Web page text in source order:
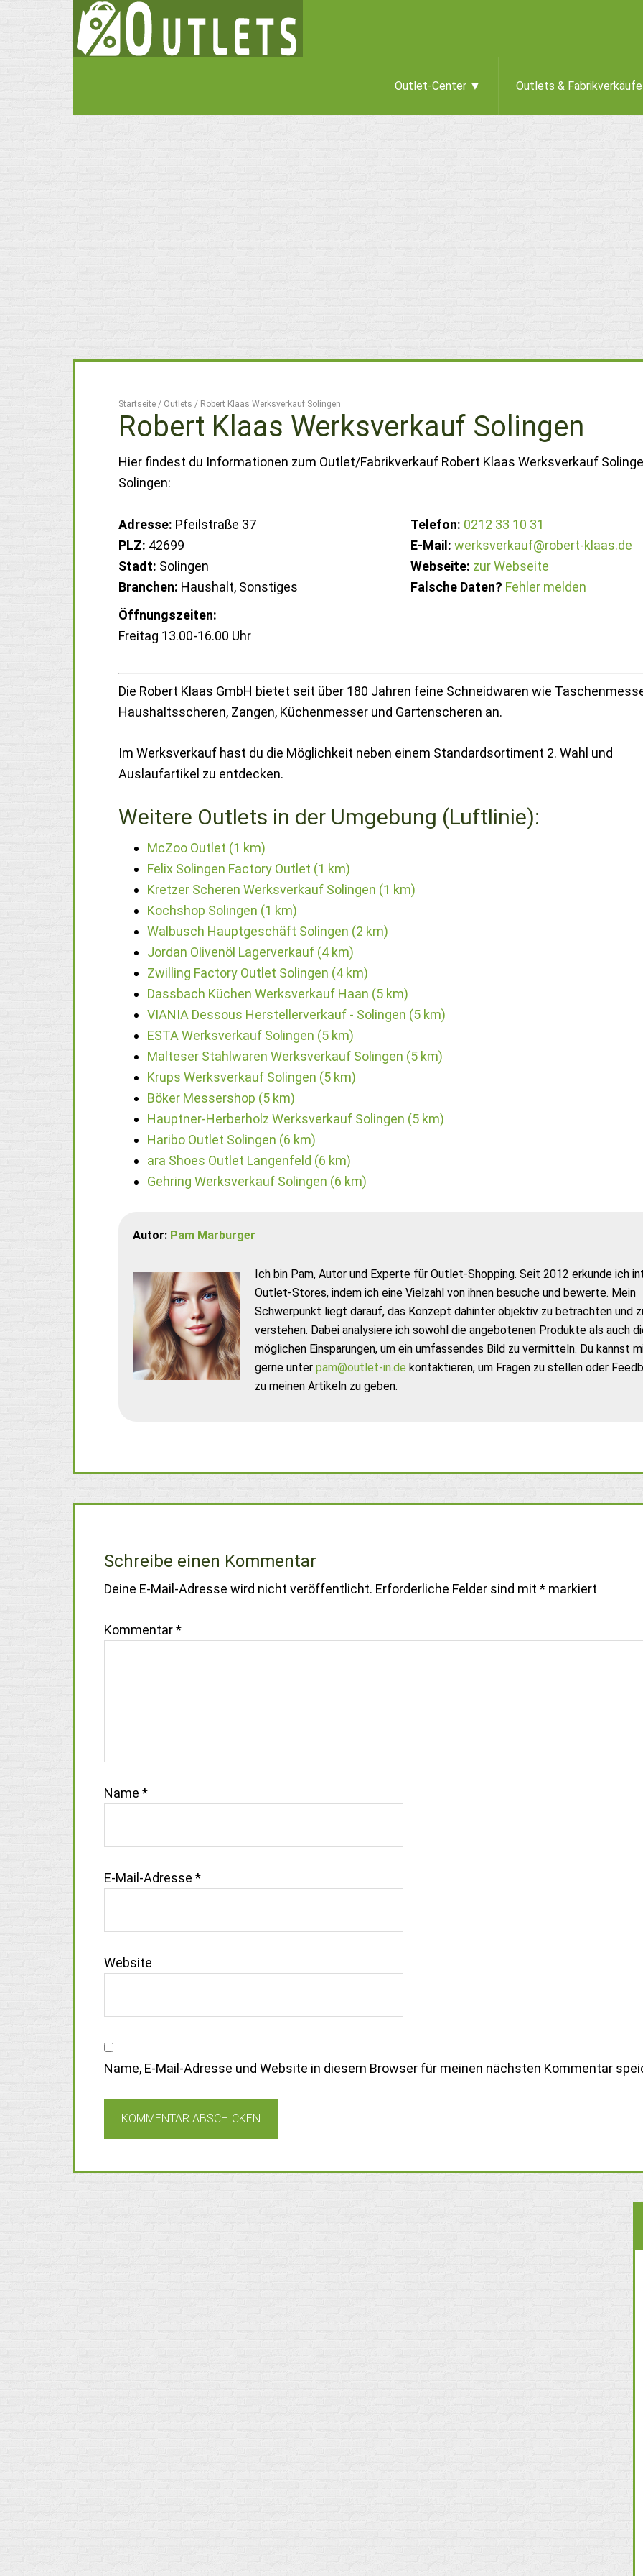
Outlet-Center ▼ Outlets &
Startseite / Outlets / Robert Klaas Werksverkauf Solingen
Robert Klaas Werksverkauf Solingen
Hier findest du Informationen zum Outlet/Fabrikverkauf Robert Klaas Werksverkauf
Solingen:
Adresse: Pfeilstraße 37
PLZ: 42699
Stadt: Solingen
Branchen: Haushalt, Sonstiges
Telefon: 0212 33 10 31
E-Mail: werksverkauf@robert-klaas.de
Webseite: zur Webseite
Falsche Daten? Fehler melden
Öffnungszeiten:
Freitag 13.00-16.00 Uhr
Die Robert Klaas GmbH bietet seit über 180 Jahren feine Schneidwaren wie
Haushaltsscheren, Zangen, Küchenmesser und Gartenscheren an.
Im Werksverkauf hast du die Möglichkeit neben einem Standardsortiment 2. Wahl und
Auslaufartikel zu entdecken.
Weitere Outlets in der Umgebung (Luftlinie):
McZoo Outlet (1 km)
Felix Solingen Factory Outlet (1 km)
Kretzer Scheren Werksverkauf Solingen (1 km)
Kochshop Solingen (1 km)
Walbusch Hauptgeschäft Solingen (2 km)
Jordan Olivenöl Lagerverkauf (4 km)
Zwilling Factory Outlet Solingen (4 km)
Dassbach Küchen Werksverkauf Haan (5 km)
VIANIA Dessous Herstellerverkauf - Solingen (5 km)
ESTA Werksverkauf Solingen (5 km)
Malteser Stahlwaren Werksverkauf Solingen (5 km)
Krups Werksverkauf Solingen (5 km)
Böker Messershop (5 km)
Hauptner-Herberholz Werksverkauf Solingen (5 km)
Haribo Outlet Solingen (6 km)
ara Shoes Outlet Langenfeld (6 km)
Gehring Werksverkauf Solingen (6 km)
Autor: Pam Marburger
Ich bin Pam, Autor und Experte für Outlet-Shopping. Seit 2012 erkunde ich
Outlet-Stores, indem ich eine Vielzahl von ihnen besuche und bewerte. Mein
Schwerpunkt liegt darauf, das Konzept dahinter objektiv zu betrachten und
verstehen. Dabei analysiere ich sowohl die angebotenen Produkte als auch
möglichen Einsparungen, um ein umfassendes Bild zu vermitteln. Du kannst
gerne unter pam@outlet-in.de kontaktieren, um Fragen zu stellen oder
zu meinen Artikeln zu geben.
Schreibe einen Kommentar
Deine E-Mail-Adresse wird nicht veröffentlicht. Erforderliche Felder sind mit * markiert
Kommentar*
Name *
E-Mail-Adresse *
Website
Name, E-Mail-Adresse und Website in diesem Browser für meinen nächsten Kommentar